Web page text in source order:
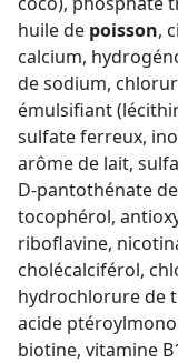
huile de poisson,
calcium,
de sodium,
émulsifiant
sulfate ferreux,
arôme de lait,
D-pantothénate
tocophérol,
riboflavine,
cholécalciférol,
hydrochlorure de
acide
biotine, vitamine